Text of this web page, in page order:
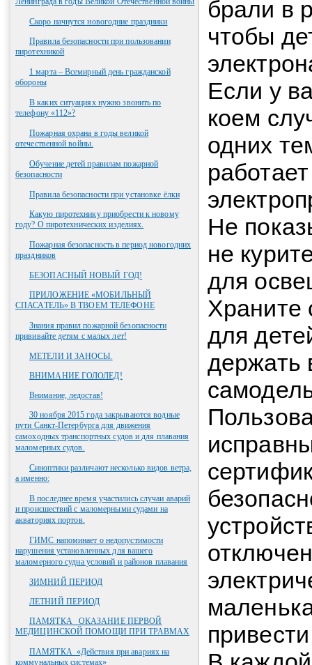
Скоро начнутся новогодние праздники
Правила безопасности при пользовании
пиротехникой
1 марта – Всемирный день гражданской
обороны
В каких ситуациях нужно звонить по
телефону «112»?
Пожарная охрана в годы великой
отечественной войны.
Обучение детей правилам пожарной
безопасности
Правила безопасности при установке ёлки
Какую пиротехнику приобрести к новому
году? О пиротехнических изделиях.
Пожарная безопасность в период новогодних
праздников
БЕЗОПАСНЫЙ НОВЫЙ ГОД!
ПРИЛОЖЕНИЕ «МОБИЛЬНЫЙ
СПАСАТЕЛЬ» В ТВОЕМ ТЕЛЕФОНЕ
Знания правил пожарной безопасности
прививайте детям с малых лет!
МЕТЕЛИ И ЗАНОСЫ.
ВНИМАНИЕ ГОЛОЛЕД!
Внимание, ледостав!
30 ноября 2015 года закрываются водные
пути Санкт-Петербурга для движения
самоходных транспортных судов и для плавания
маломерных судов.
Синоптики различают несколько видов ветра,
а именно:
В последнее время участились случаи аварий
и происшествий с маломерными судами на
акваториях портов.
ГИМС напоминает о недопустимости
нарушения установленных для вашего
маломерного судна условий и районов плавания
ЗИМНИЙ ПЕРИОД
ЛЕТНИЙ ПЕРИОД
ПАМЯТКА _ОКАЗАНИЕ ПЕРВОЙ
МЕДИЦИНСКОЙ ПОМОЩИ ПРИ ТРАВМАХ
ПАМЯТКА_«Действия при авариях на
коммунальных системах»
брали в
чтобы
Если у
коем
одних
Не
не
для
Храните
для
держать